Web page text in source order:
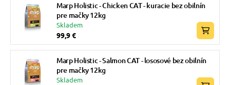
Marp Holistic - Chicken CAT - kuracie bez obilnín
pre mačky 12kg
Skladem
99,9 €
Marp Holistic - Salmon CAT - lososové bez obilnín
pre mačky 12kg
Skladem